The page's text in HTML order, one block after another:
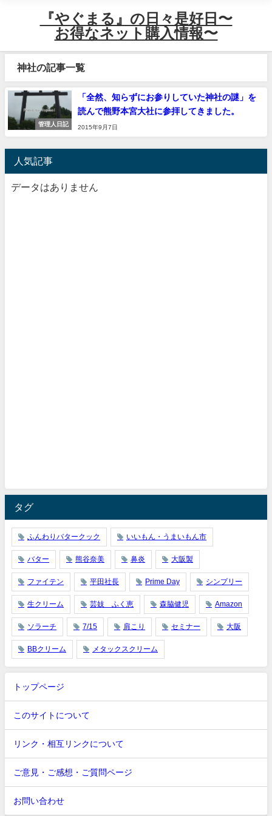
『やぐまる』の日々是好日〜
お得なネット購入情報〜
神社の記事一覧
管理人日記
「全然、知らずにお参りしていた神社の謎」を
読んで熊野本宮大社に参拝してきました。
2015年9月7日
人気記事
データはありません
タグ
ふんわりバタークック いいもん・うまいもん市
バター 熊谷奈美 鼻炎 大阪製
ファイテン 平田社長 Prime Day シンプリー
生クリーム 芸妓 ふく恵 森脇健児 Amazon
ソラーチ 7/15 肩こり セミナー 大阪
BBクリーム メタックスクリーム
トップページ
このサイトについて
リンク・相互リンクについて
ご意見・ご感想・ご質問ページ
お問い合わせ